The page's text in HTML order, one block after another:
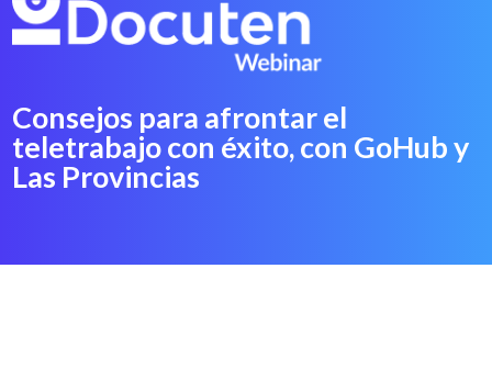
Consejos para afrontar el
teletrabajo con éxito, con GoHub y
Las Provincias